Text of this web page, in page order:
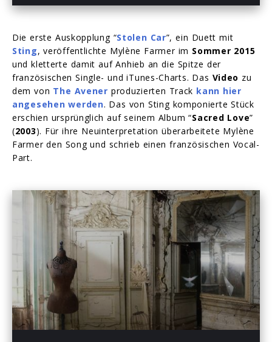
Die erste Auskopplung “Stolen Car”, ein Duett mit
Sting, veröffentlichte Mylène Farmer im Sommer 2015
und kletterte damit auf Anhieb an die Spitze der
französischen Single- und iTunes-Charts. Das Video zu
dem von The Avener produzierten Track kann hier
angesehen werden. Das von Sting komponierte Stück
erschien ursprünglich auf seinem Album “Sacred Love”
(2003). Für ihre Neuinterpretation überarbeitete Mylène
Farmer den Song und schrieb einen französischen Vocal-
Part.
Play
-02:39
Mute
Enter
Play